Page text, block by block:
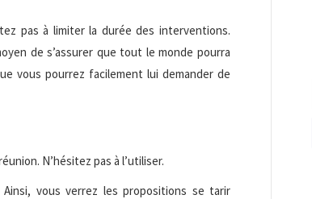
pas à limiter la durée des interventions.
de s’assurer que tout le monde pourra
vous pourrez facilement lui demander de
N’hésitez pas à l’utiliser.
vous verrez les propositions se tarir